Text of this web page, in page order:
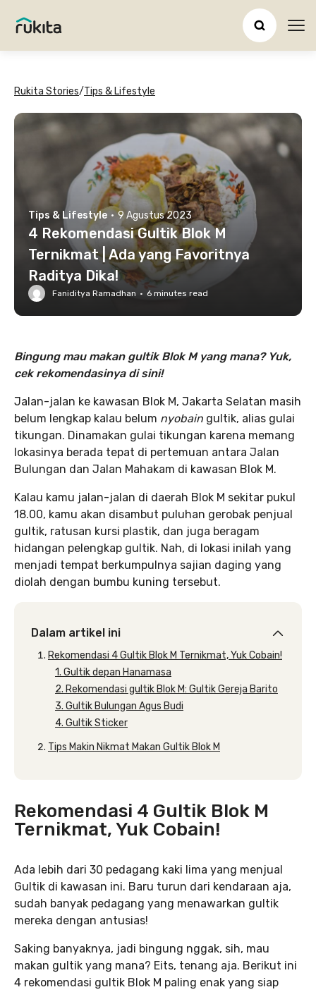
Rukita Stories/Tips & Lifestyle
Tips & Lifestyle · 9 Agustus 2023
4 Rekomendasi Gultik Blok M
Ternikmat | Ada yang Favoritnya
Raditya Dika!
Faniditya Ramadhan · 6 minutes read
Bingung mau makan gultik Blok M yang mana? Yuk,
cek rekomendasinya di sini!
Jalan-jalan ke kawasan Blok M, Jakarta Selatan masih
belum lengkap kalau belum nyobain gultik, alias gulai
tikungan. Dinamakan gulai tikungan karena memang
lokasinya berada tepat di pertemuan antara Jalan
Bulungan dan Jalan Mahakam di kawasan Blok M.
Kalau kamu jalan-jalan di daerah Blok M sekitar pukul
18.00, kamu akan disambut puluhan gerobak penjual
gultik, ratusan kursi plastik, dan juga beragam
hidangan pelengkap gultik. Nah, di lokasi inilah yang
menjadi tempat berkumpulnya sajian daging yang
diolah dengan bumbu kuning tersebut.
Dalam artikel ini
Rekomendasi 4 Gultik Blok M Ternikmat, Yuk Cobain!
1. Gultik depan Hanamasa
2. Rekomendasi gultik Blok M: Gultik Gereja Barito
3. Gultik Bulungan Agus Budi
4. Gultik Sticker
Tips Makin Nikmat Makan Gultik Blok M
Rekomendasi 4 Gultik Blok M
Ternikmat, Yuk Cobain!
Ada lebih dari 30 pedagang kaki lima yang menjual
Gultik di kawasan ini. Baru turun dari kendaraan aja,
sudah banyak pedagang yang menawarkan gultik
mereka dengan antusias!
Saking banyaknya, jadi bingung nggak, sih, mau
makan gultik yang mana? Eits, tenang aja. Berikut ini
4 rekomendasi gultik Blok M paling enak yang siap